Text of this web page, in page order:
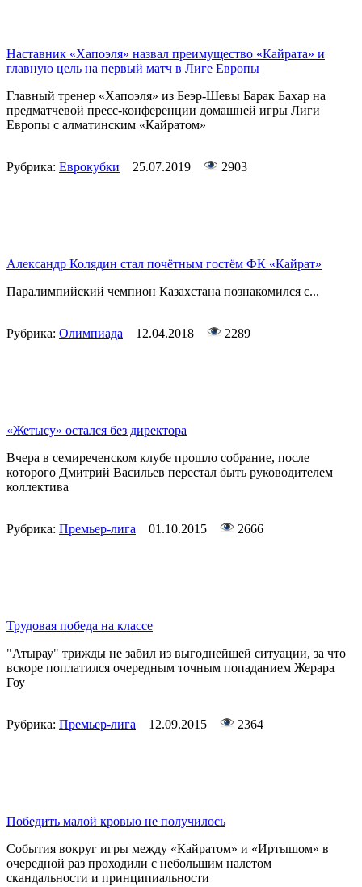
Наставник «Хапоэля» назвал преимущество «Кайрата» и
главную цель на первый матч в Лиге Европы
Главный тренер «Хапоэля» из Беэр-Шевы Барак Бахар на
предматчевой пресс-конференции домашней игры Лиги
Европы с алматинским «Кайратом»
Рубрика: Еврокубки 25.07.2019 2903
Александр Колядин стал почётным гостём ФК «Кайрат»
Паралимпийский чемпион Казахстана познакомился с...
Рубрика: Олимпиада 12.04.2018 2289
«Жетысу» остался без директора
Вчера в семиреченском клубе прошло собрание, после
которого Дмитрий Васильев перестал быть руководителем
коллектива
Рубрика: Премьер-лига 01.10.2015 2666
Трудовая победа на классе
"Атырау" трижды не забил из выгоднейшей ситуации, за что
вскоре поплатился очередным точным попаданием Жерара
Гоу
Рубрика: Премьер-лига 12.09.2015 2364
Победить малой кровью не получилось
События вокруг игры между «Кайратом» и «Иртышом» в
очередной раз проходили с небольшим налетом
скандальности и принципиальности